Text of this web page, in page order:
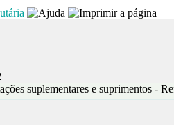
suplementares e suprimentos -